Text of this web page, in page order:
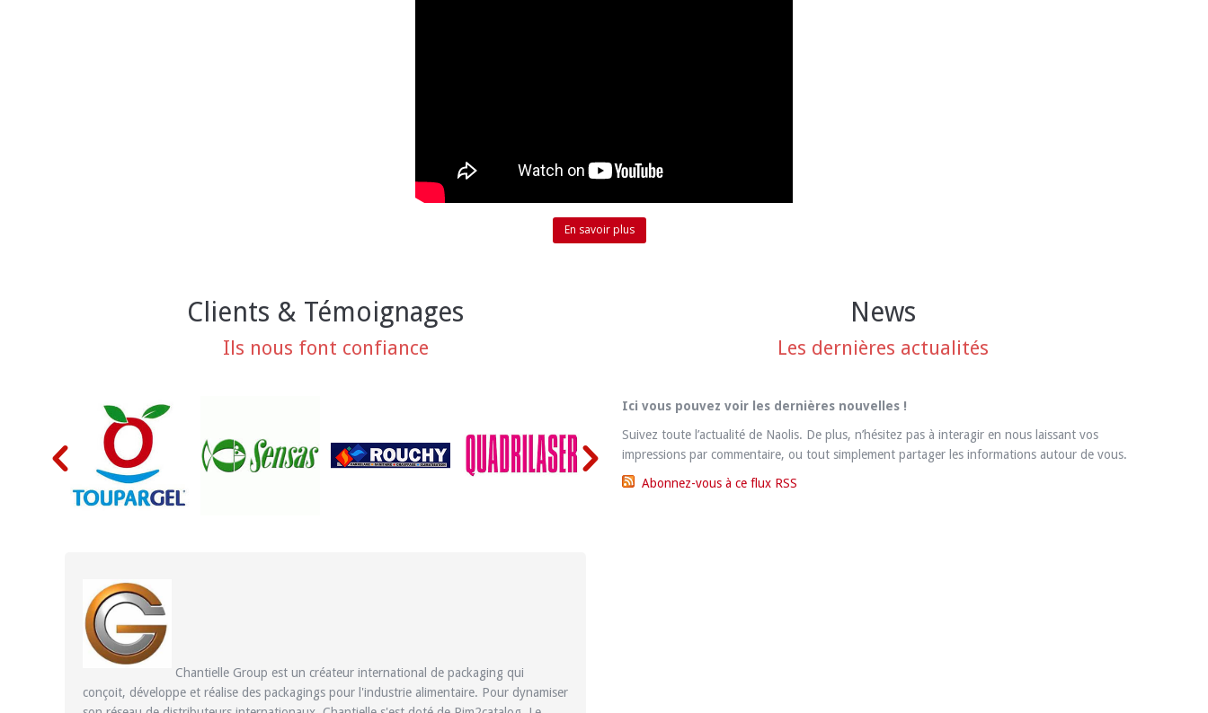
En savoir plus
Clients & Témoignages
Ils nous font confiance
Chantielle Group est un créateur international de packaging qui
conçoit, développe et réalise des packagings pour l'industrie alimentaire. Pour dynamiser
News
Les dernières actualités
Ici vous pouvez voir les dernières nouvelles !
Suivez toute l’actualité de Naolis. De plus, n’hésitez pas à interagir en nous laissant vos
impressions par commentaire, ou tout simplement partager les informations autour de vous.
Abonnez-vous à ce flux RSS